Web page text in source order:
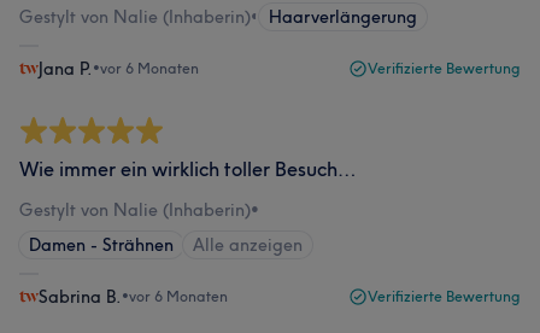
Gestylt von Nalie (Inhaberin)• Haarverlängerung
Jana P. •vor 6 Monaten Verifizierte Bewertung
Wie immer ein wirklich toller Besuch…
Gestylt von Nalie (Inhaberin)•
Damen - Strähnen
Alle anzeigen
Sabrina B. •vor 6 Monaten Verifizierte Bewertung